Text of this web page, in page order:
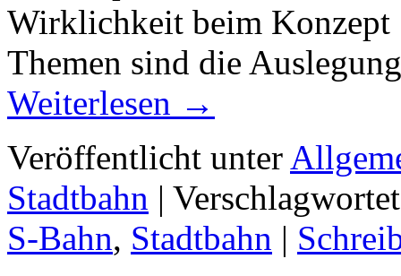
Wirklichkeit beim Konzept
Themen sind die
Weiterlesen →
Veröffentlicht unter
Stadtbahn |
S-Bahn, Stadtbahn |